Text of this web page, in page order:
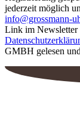
jederzeit möglich
info@grossmann-
Link im Newsletter
GMBH gelesen